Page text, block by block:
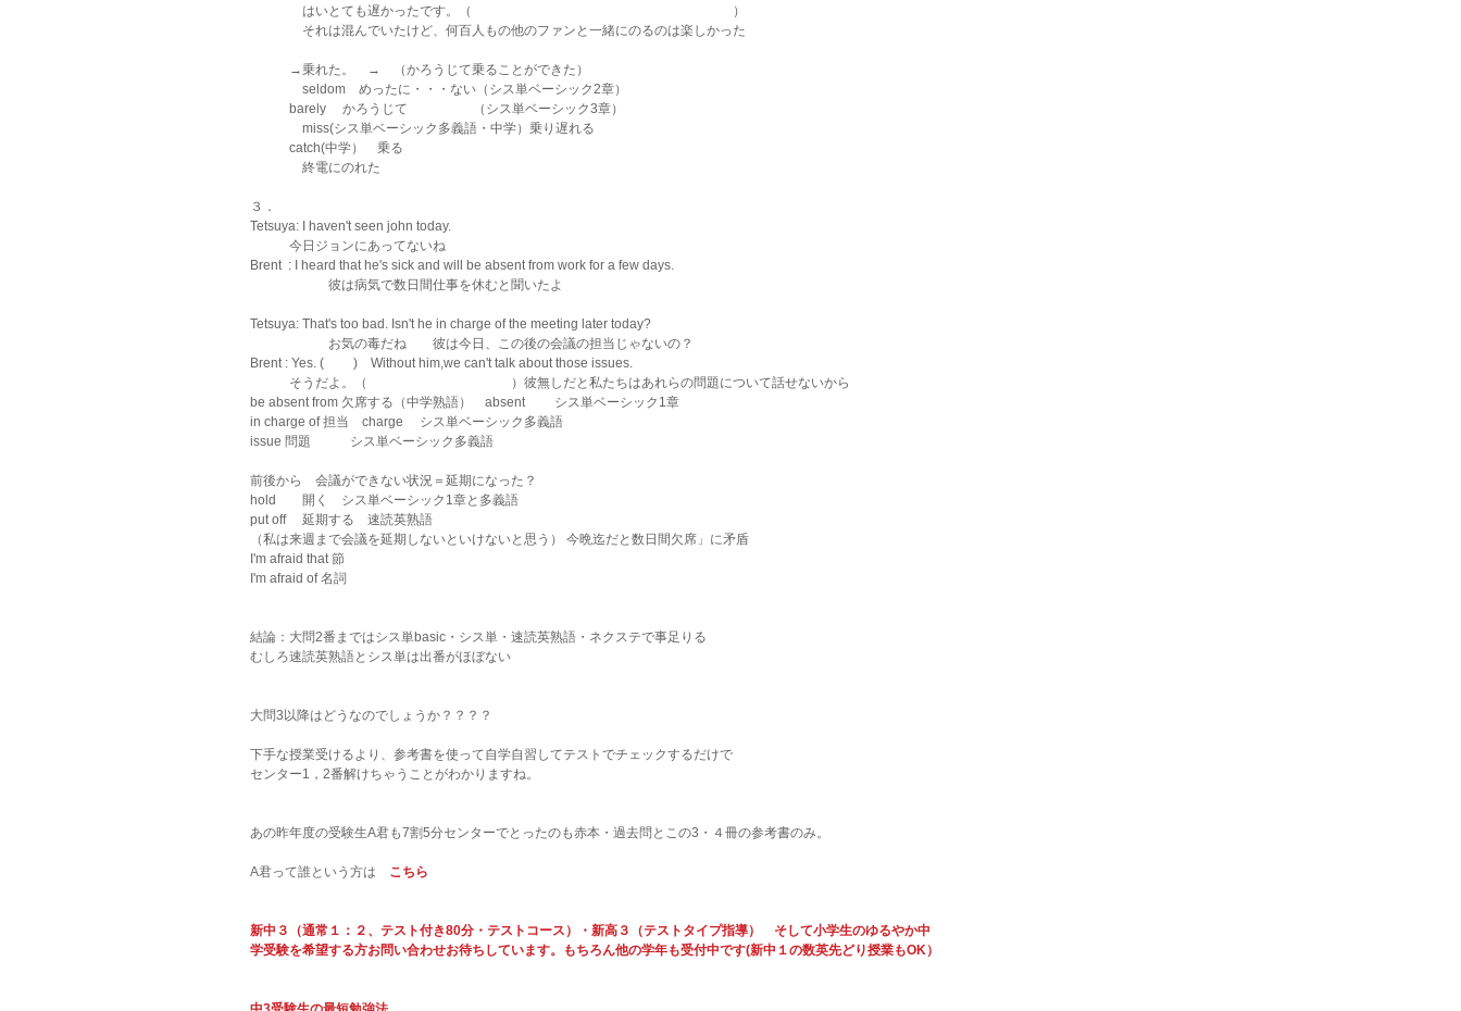
はいとても遅かったです。（　　　　　　　　　　　　　　　　　　　　）
それは混んでいたけど、何百人もの他のファンと一緒にのるのは楽しかった
→乗れた。　→　（かろうじて乗ることができた）
seldom　めったに・・・ない（シス単ベーシック2章）
        　barely 　かろうじて　　　　　（シス単ベーシック3章）
miss(シス単ベーシック多義語・中学）乗り遅れる
            catch(中学）　乗る
終電にのれた
３．
Tetsuya: I haven't seen john today.
            今日ジョンにあってないね
Brent  : I heard that he's sick and will be absent from work for a few days.
彼は病気で数日間仕事を休むと聞いたよ
Tetsuya: That's too bad. Isn't he in charge of the meeting later today?
お気の毒だね　　彼は今日、この後の会議の担当じゃないの？
Brent : Yes. (         )　Without him,we can't talk about those issues.
そうだよ。（　　　　　　　　　　　）彼無しだと私たちはあれらの問題について話せないから
be absent from 欠席する（中学熟語）　absent 　　シス単ベーシック1章
in charge of 担当　charge　 シス単ベーシック多義語
issue 問題　　　シス単ベーシック多義語
前後から　会議ができない状況＝延期になった？
hold　　開く　シス単ベーシック1章と多義語
put off 　延期する　速読英熟語
（私は来週まで会議を延期しないといけないと思う） 今晩迄だと数日間欠席」に矛盾
I'm afraid that 節
I'm afraid of 名詞
結論：大問2番まではシス単basic・シス単・速読英熟語・ネクステで事足りる
むしろ速読英熟語とシス単は出番がほぼない
大問3以降はどうなのでしょうか？？？？
下手な授業受けるより、参考書を使って自学自習してテストでチェックするだけで
センター1，2番解けちゃうことがわかりますね。
あの昨年度の受験生A君も7割5分センターでとったのも赤本・過去問とこの3・４冊の参考書のみ。
A君って誰という方は こちら
新中３（通常１：２、テスト付き80分・テストコース）・新高３（テストタイプ指導）　そして小学生のゆるやか中
学受験を希望する方お問い合わせお待ちしています。もちろん他の学年も受付中です(新中１の数英先どり授業もOK）